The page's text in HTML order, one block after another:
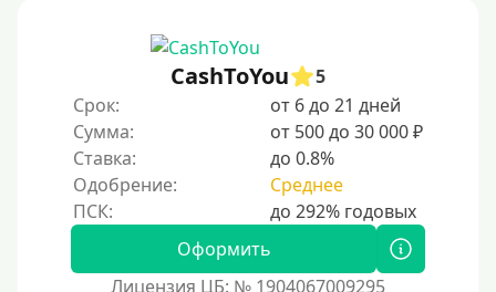
Сумма (рублей)
200 руб
300 руб
400 руб
500 руб
1000 руб
CashToYou
5
Срок:
от 6 до 21 дней
Сумма:
от 500 до 30 000 ₽
Ставка:
до 0.8%
Одобрение:
Среднее
Оформить
Лицензия ЦБ: № 1904067009295